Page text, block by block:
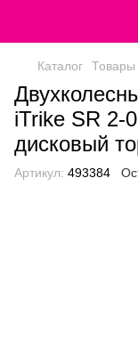
Каталог Товары
iTrike SR 2-
дисковый
Артикул: 493384